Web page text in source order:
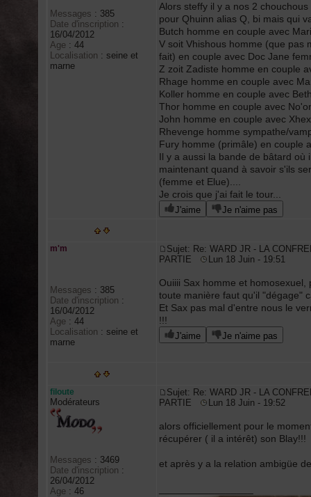
Messages : 385
Date d'inscription :
16/04/2012
Age : 44
Localisation : seine et
marne
Alors steffy il y a nos 2
pour Qhuinn alias Q, bi mais qui
Butch homme en couple avec
V soit Vhishous homme (que pas
fait) en couple avec Doc Jane
Z zoit Zadiste homme en couple
Rhage homme en couple avec
Koller homme en couple avec
Thor homme en couple avec
John homme en couple avec
Rhevenge homme sympathe/
Fury homme (primâle) en couple
Il y a aussi la bande de bâtard où
maintenant quand à savoir s'ils
(femme et Elue)....
Je crois que j'ai fait le tour...
J'aime Je n'aime pas
m'm
Messages : 385
Date d'inscription :
16/04/2012
Age : 44
Localisation : seine et
marne
Sujet: Re: WARD JR - LA
PARTIE
Lun 18 Juin - 19:51
Ouiiii Sax homme et
toute manière faut qu'il "dégage"
Et Sax pas mal d'entre nous le
!!!
J'aime Je n'aime pas
filoute
Modérateurs
Messages : 3469
Date d'inscription :
26/04/2012
Age : 46
Sujet: Re: WARD JR - LA
PARTIE
Lun 18 Juin - 19:52
alors officiellement pour le
récupérer ( il a intérêt) son Blay!!!
et après y a la relation ambigüe